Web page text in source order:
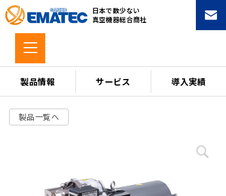
コ
ン
ツ
ス
キ
ッ
日本で数少ない
真空機器総合商社
製品情報 サービス 導入実績
製品一覧へ